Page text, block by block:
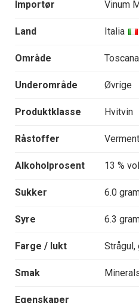
Importør Vinum
Land Italia
Område Toscana
Underområde Øvrige
Produktklasse Hvitvin
Råstoffer
Alkoholprosent 13 %
Sukker 6.0
Syre 6.3
Farge / lukt Strågul,
Smak
Egenskaper